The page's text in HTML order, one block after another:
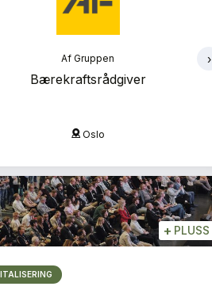
Af Gruppen
Bærekraftsrådgiver
Oslo
›
+ PLUSS